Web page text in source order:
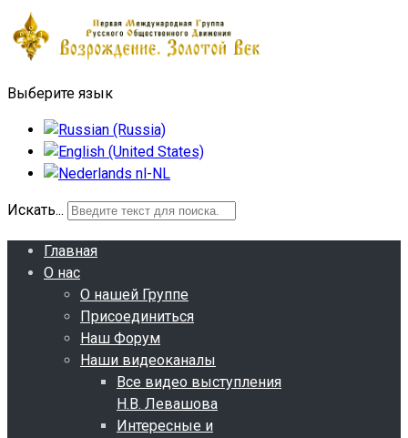
Выберите язык
Искать...
Главная
О нас
О нашей Группе
Присоединиться
Наш Форум
Наши видеоканалы
Все видео выступления
Н.В. Левашова
Интересные и